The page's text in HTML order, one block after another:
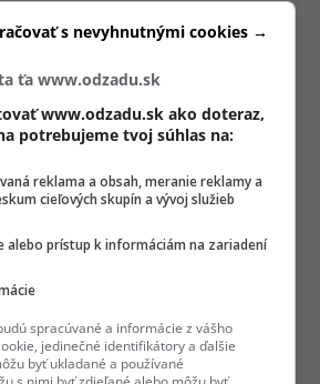
ťa www.odzadu.sk
www.odzadu.sk ako doteraz,
potrebujeme tvoj súhlas na:
reklama a obsah, meranie reklamy a
cieľových skupín a vývoj služieb
alebo prístup k informáciám na zariadení
spracúvané a informácie z vášho
jedinečné identifikátory a ďalšie
byť ukladané a používané
s nevyhnutnými cookies →